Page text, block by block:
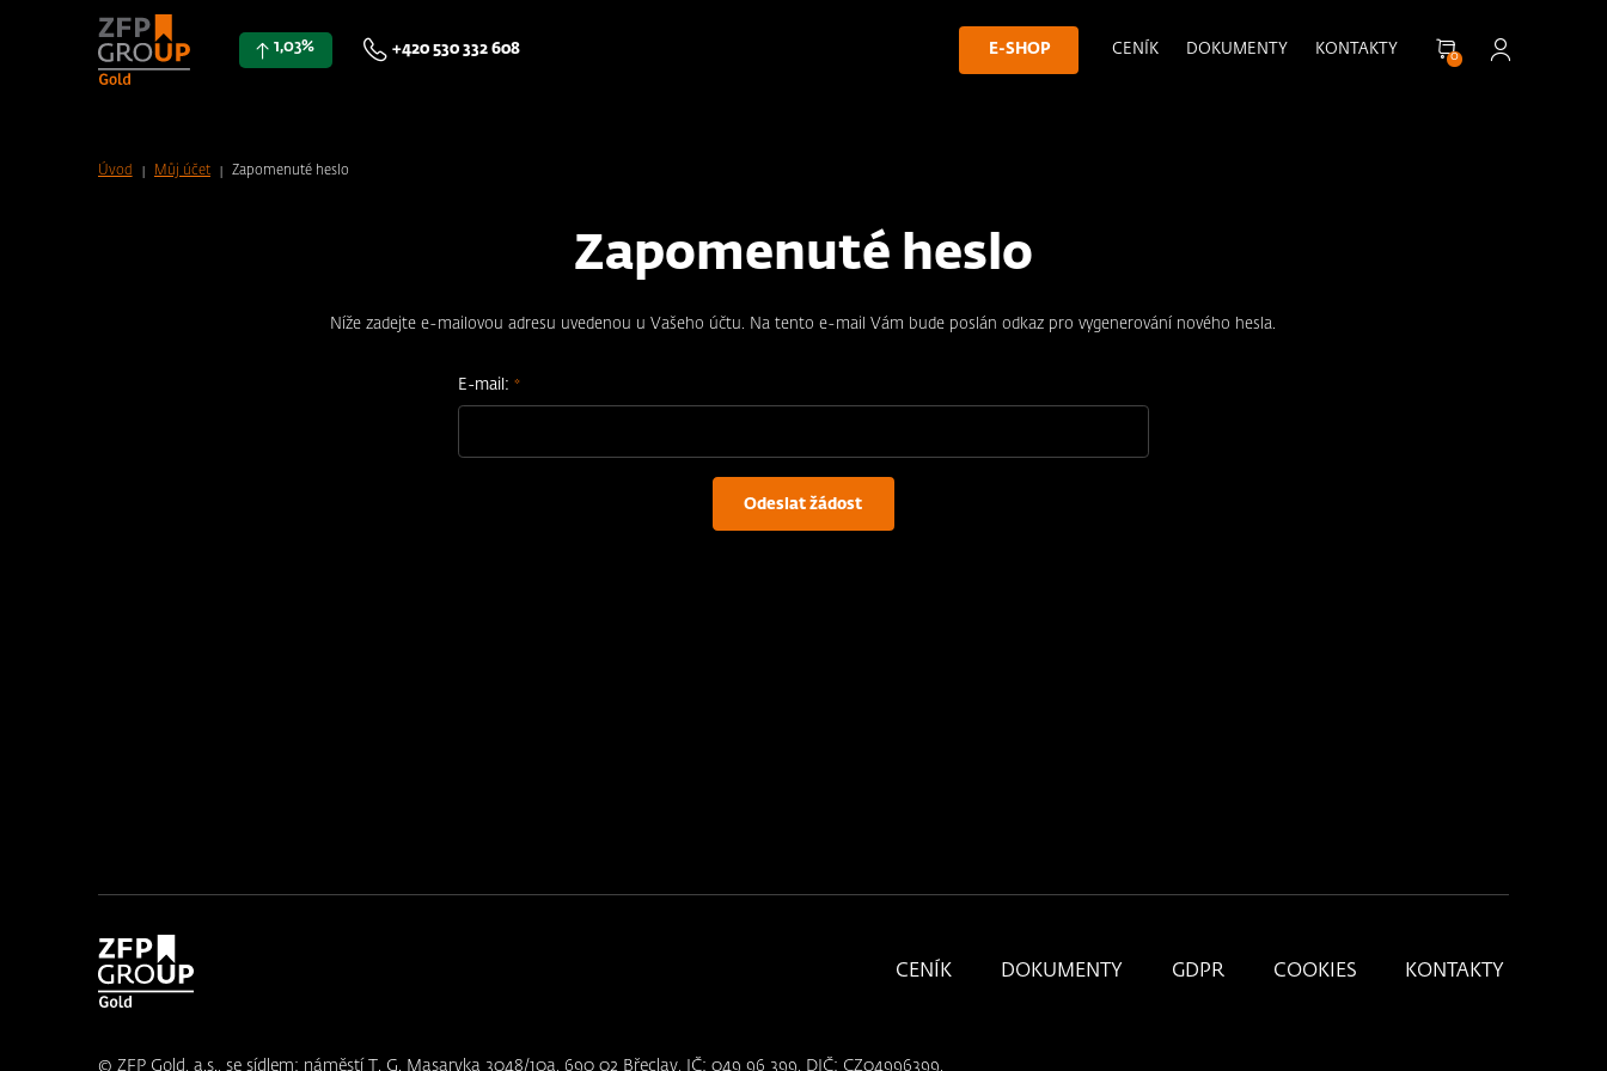
1,03% +420 530 332 608 E-SHOP CENÍK DOKUMENTY KONTAKTY 0
Úvod Můj účet Zapomenuté heslo
Zapomenuté heslo
Níže zadejte e-mailovou adresu uvedenou u Vašeho účtu. Na tento e-mail Vám bude poslán odkaz pro vygenerování nového hesla.
E-mail:
Odeslat žádost
CENÍK DOKUMENTY GDPR COOKIES KONTAKTY
© ZFP Gold, a.s., se sídlem: náměstí T. G. Masaryka 3048/10a, 690 02 Břeclav, IČ: 049 96 399, DIČ: CZ04996399,